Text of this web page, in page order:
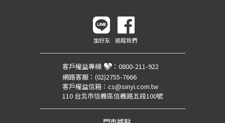
加好友 追蹤我們
客戶權益專線 ： 0800-211-922
網路客服： (02)2755-7666
客戶權益信箱： cs@sinyi.com.tw
110 台北市信義區信義路五段100號